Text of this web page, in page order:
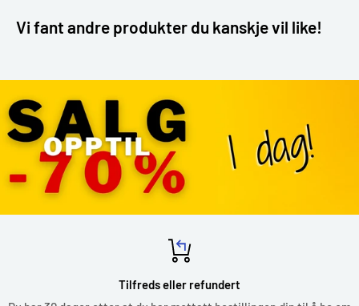
Vi fant andre produkter du kanskje vil like!
Tilfreds eller refundert